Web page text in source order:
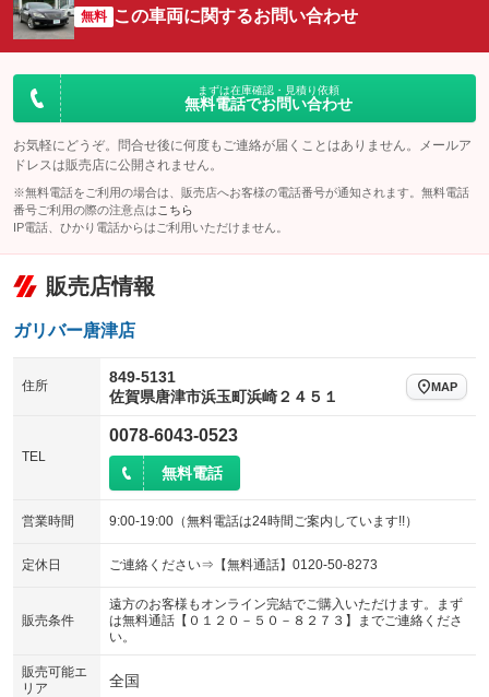
サイドカメラ
：装備なし ルーフレール
：装備なし
：装備なし
：装備なし
無料 この車両に関するお問い合わせ
まずは在庫確認・見積り依頼
無料電話でお問い合わせ
お気軽にどうぞ。問合せ後に何度もご連絡が届くことはありません。メールア
ドレスは販売店に公開されません。
※無料電話をご利用の場合は、販売店へお客様の電話番号が通知されます。無料電話
番号ご利用の際の注意点は こちら
IP電話、ひかり電話からはご利用いただけません。
販売店情報
ガリバー唐津店
住所
849-5131
佐賀県唐津市浜玉町浜崎２４５１
MAP
TEL
0078-6043-0523
無料電話
営業時間 9:00-19:00（無料電話は24時間ご案内しています!!）
定休日 ご連絡ください⇒【無料通話】0120-50-8273
販売条件
遠方のお客様もオンライン完結でご購入いただけます。まず
は無料通話【０１２０－５０－８２７３】までご連絡くださ
い。
販売可能エ
リア
全国